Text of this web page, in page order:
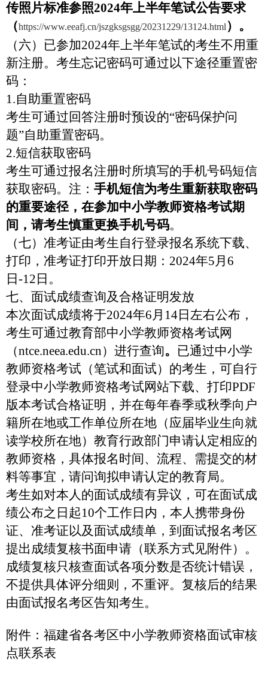
传照片标准参照2024年上半年笔试公告要求
（https://www.eeafj.cn/jszgksgsgg/20231229/13124.html ）。
（六）已参加2024年上半年笔试的考生不用重
新注册。考生忘记密码可通过以下途径重置密
码：
1.自助重置密码
考生可通过回答注册时预设的“密码保护问
题”自助重置密码。
2.短信获取密码
考生可通过报名注册时所填写的手机号码短信
获取密码。注： 手机短信为考生重新获取密码
的重要途径，在参加中小学教师资格考试期
间，请考生慎重更换手机号码。
（七）准考证由考生自行登录报名系统下载、
打印，准考证打印开放日期： 2024年5月 6
日 -12 日。
七、面试成绩查询及合格证明发放
本次面试成绩将于2024年6月 14日左右公布，
考生可通过教育部中小学教师资格考试网
（ntce.neea.edu.cn）进行查询。 已通过中小学
教师资格考试（笔试和面试）的考生，可自行
登录中小学教师资格考试网站下载、打印PDF
版本考试合格证明，并在每年春季或秋季向户
籍所在地或工作单位所在地（应届毕业生向就
读学校所在地）教育行政部门申请认定相应的
教师资格，具体报名时间、流程、需提交的材
料等事宜，请问询拟申请认定的教育局。
考生如对本人的面试成绩有异议，可在面试成
绩公布之日起10个工作日内，本人携带身份
证、准考证以及面试成绩单，到面试报名考区
提出成绩复核书面申请（联系方式见附件）。
成绩复核只核查面试各项分数是否统计错误，
不提供具体评分细则，不重评。复核后的结果
由面试报名考区告知考生。
附件：福建省各考区中小学教师资格面试审核
点联系表